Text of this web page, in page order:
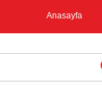
Anasayfa